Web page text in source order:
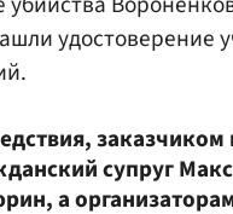
удостоверение
супруг
а